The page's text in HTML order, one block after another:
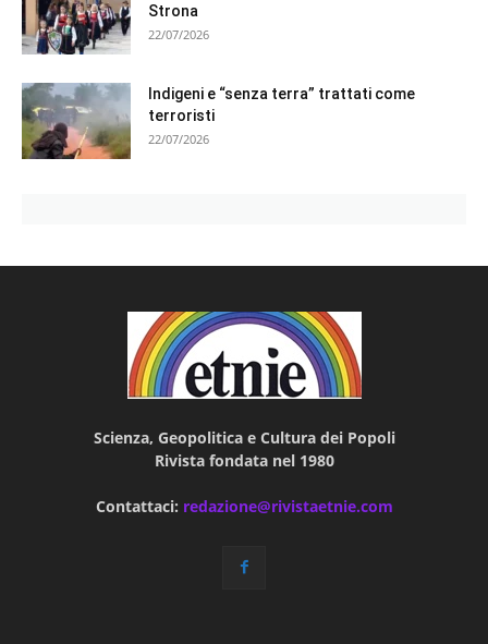
Strona
22/07/2026
Indigeni e “senza terra” trattati come
terroristi
22/07/2026
Scienza, Geopolitica e Cultura dei Popoli
Rivista fondata nel 1980
Contattaci: redazione@rivistaetnie.com